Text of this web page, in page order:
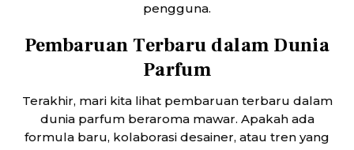
pengguna.
Pembaruan Terbaru dalam Dunia
Parfum
Terakhir, mari kita lihat pembaruan terbaru dalam
dunia parfum beraroma mawar. Apakah ada
formula baru, kolaborasi desainer, atau tren yang